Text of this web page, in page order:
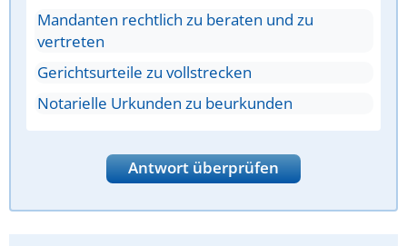
Mandanten rechtlich zu beraten und zu
vertreten
Gerichtsurteile zu vollstrecken
Notarielle Urkunden zu beurkunden
Antwort überprüfen